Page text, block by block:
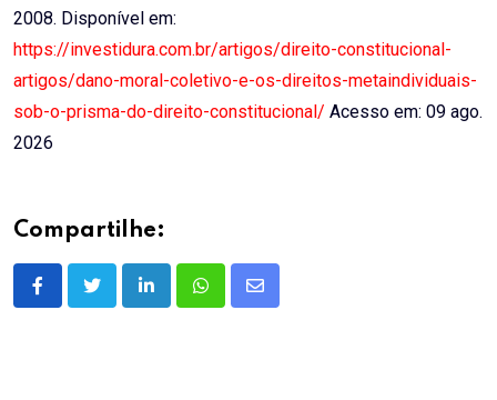
2008. Disponível em:
https://investidura.com.br/artigos/direito-constitucional-
artigos/dano-moral-coletivo-e-os-direitos-metaindividuais-
sob-o-prisma-do-direito-constitucional/ Acesso em: 09 ago.
2026
Compartilhe:
LinkedInWhatsappShare